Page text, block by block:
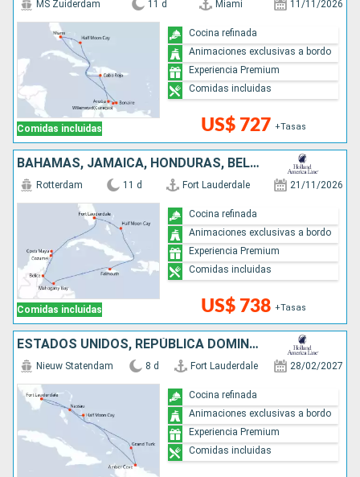
Comidas incluidas
MS Zuiderdam 11 d Miami 11/11/2026
US$ 727 +Tasas
Cocina refinada
Animaciones exclusivas a bordo
Experiencia Premium
Comidas incluidas
BAHAMAS, JAMAICA, HONDURAS, BELICE, MÉXICO, ESTADOS UNIDOS
Comidas incluidas
Rotterdam 11 d Fort Lauderdale 21/11/2026
US$ 738 +Tasas
Cocina refinada
Animaciones exclusivas a bordo
Experiencia Premium
Comidas incluidas
ESTADOS UNIDOS, REPÚBLICA DOMINICANA, BAHAMAS
Nieuw Statendam 8 d Fort Lauderdale 28/02/2027
Cocina refinada
Animaciones exclusivas a bordo
Experiencia Premium
Comidas incluidas